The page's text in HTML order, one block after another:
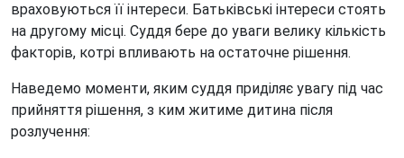
враховуються її інтереси. Батьківські інтереси стоять
на другому місці. Суддя бере до уваги велику кількість
факторів, котрі впливають на остаточне рішення.
Наведемо моменти, яким суддя приділяє увагу під час
прийняття рішення, з ким житиме дитина після
розлучення: